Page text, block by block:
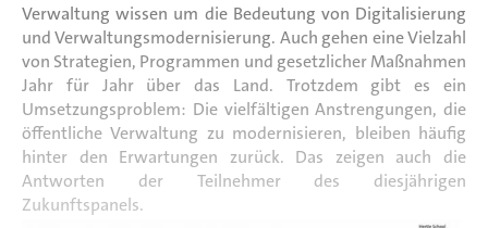
Verwaltung wissen um die Bedeutung von Digitalisierung
und Verwaltungsmodernisierung. Auch gehen eine Vielzahl
von Strategien, Programmen und gesetzlicher Maßnahmen
Jahr für Jahr über das Land. Trotzdem gibt es ein
Umsetzungsproblem: Die vielfältigen Anstrengungen, die
öffentliche Verwaltung zu modernisieren, bleiben häufig
hinter den Erwartungen zurück. Das zeigen auch die
Antworten der Teilnehmer des diesjährigen
Zukunftspanels.